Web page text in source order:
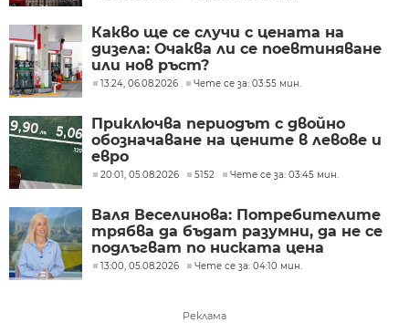
Какво ще се случи с цената на
дизела: Очаква ли се поевтиняване
или нов ръст?
13:24, 06.08.2026 Чете се за: 03:55 мин.
Приключва периодът с двойно
обозначаване на цените в левове и
евро
20:01, 05.08.2026 5152 Чете се за: 03:45 мин.
Валя Веселинова: Потребителите
трябва да бъдат разумни, да не се
подлъгват по ниската цена
13:00, 05.08.2026 Чете се за: 04:10 мин.
Реклама